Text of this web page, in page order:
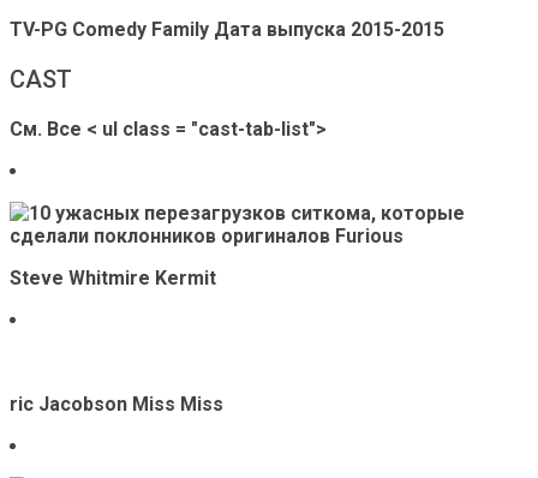
TV-PG Comedy Family Дата выпуска 2015-2015
CAST
См. Все < ul class = "cast-tab-list">
Steve Whitmire Kermit
ric Jacobson Miss Miss